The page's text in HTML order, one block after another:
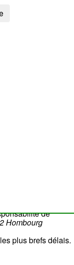
: la carte peut ne
de
Hombourg
plus brefs délais.